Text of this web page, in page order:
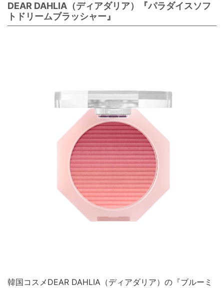
DEAR DAHLIA（ディアダリア）『パラダイスソフ
トドリームブラッシャー』
韓国コスメDEAR DAHLIA（ディアダリア）の『ブルーミ